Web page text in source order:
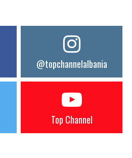
@topchannelalbania
Top Channel